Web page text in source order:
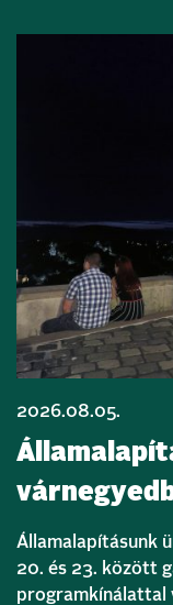
2026.08.05.
Államalapításunk
20. és 23. között
programkínálattal